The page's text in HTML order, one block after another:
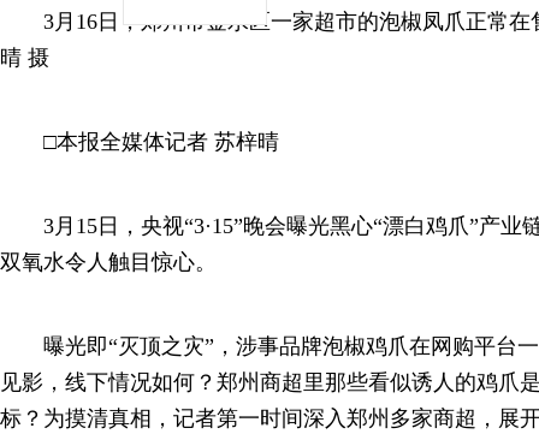
3月16日，郑州市金水区一家超市的泡椒凤爪正常在
晴 摄
□本报全媒体记者 苏梓晴
3月15日，央视“3·15”晚会曝光黑心“漂白鸡爪”产业
双氧水令人触目惊心。
曝光即“灭顶之灾”，涉事品牌泡椒鸡爪在网购平台一
见影，线下情况如何？郑州商超里那些看似诱人的鸡爪
标？为摸清真相，记者第一时间深入郑州多家商超，展